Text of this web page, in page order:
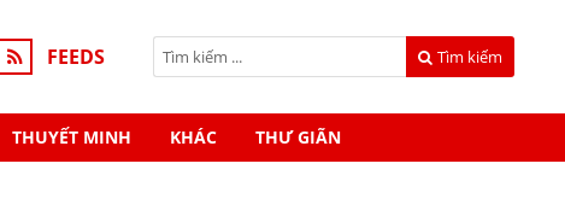
FEEDS Tìm kiếm
THUYẾT MINH KHÁC THƯ GIÃN